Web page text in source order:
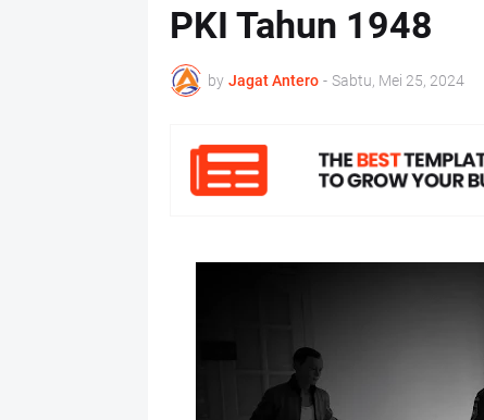
PKI Tahun 1948
by Jagat Antero - Sabtu, Mei 25, 2024